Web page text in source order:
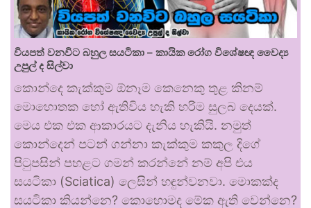
වියපත් වනවිට බහුල සයටිකා – කායික රෝග විශේෂඥ වෛද්‍ය
උපුල් ද සිල්වා
කොන්දෙ කැක්කුම ඕනෑම කෙනෙකු තුළ කිනම්
මොහොතක හෝ ඇතිවිය හැකි හරිම සුලබ දෙයක්.
මෙය එක එක ආකාරයට දැනිය හැකියි. නමුත්
කොන්දෙන් පටන් ගන්නා කැක්කුම කකුල දිගේ
පිටුපසින් පහළට ගමන් කරන්නේ නම් අපි එය
සයටිකා (Sciatica) ලෙසින් හඳුන්වනවා. මොකක්ද
සයටිකා කියන්නෙ? කොහොමද මේක ඇති වෙන්නෙ?